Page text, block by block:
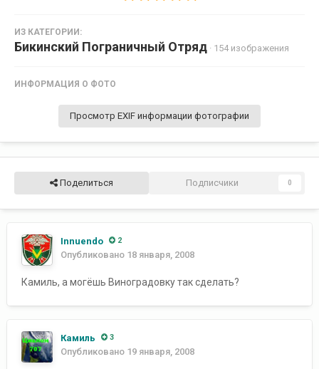
ИЗ КАТЕГОРИИ:
Бикинский Пограничный Отряд · 154 изображения
ИНФОРМАЦИЯ О ФОТО
Просмотр EXIF информации фотографии
Поделиться Подписчики 0
Innuendo 2
Опубликовано 18 января, 2008
Камиль, а могёшь Виноградовку так сделать?
Камиль 3
Опубликовано 19 января, 2008